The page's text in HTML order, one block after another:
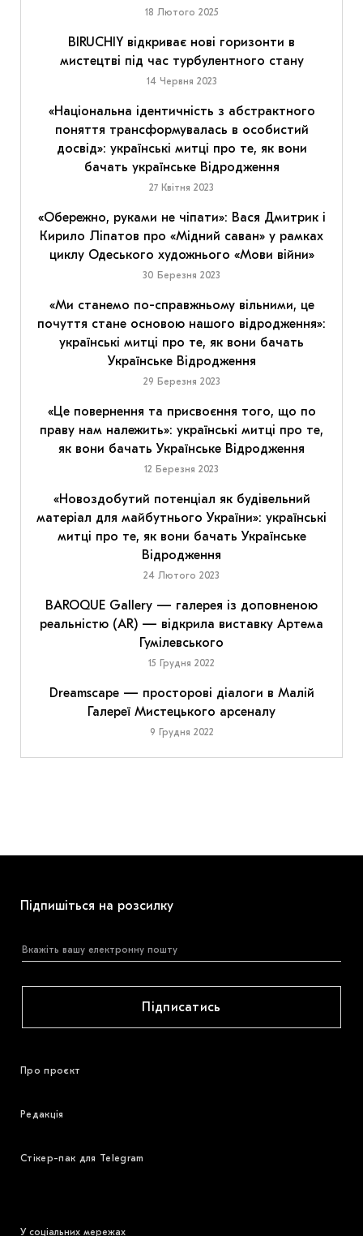
18 Лютого 2025
BIRUCHIY відкриває нові горизонти в
мистецтві під час турбулентного стану
14 Червня 2023
«Національна ідентичність з абстрактного
поняття трансформувалась в особистий
досвід»: українські митці про те, як вони
бачать українське Відродження
27 Квітня 2023
«Обережно, руками не чіпати»: Вася Дмитрик і
Кирило Ліпатов про «Мідний саван» у рамках
циклу Одеського художнього «Мови війни»
30 Березня 2023
«Ми станемо по-справжньому вільними, це
почуття стане основою нашого відродження»:
українські митці про те, як вони бачать
Українське Відродження
29 Березня 2023
«Це повернення та присвоєння того, що по
праву нам належить»: українські митці про те,
як вони бачать Українське Відродження
12 Березня 2023
«Новоздобутий потенціал як будівельний
матеріал для майбутнього України»: українські
митці про те, як вони бачать Українське
Відродження
24 Лютого 2023
BAROQUE Gallery — галерея із доповненою
реальністю (AR) — відкрила виставку Артема
Гумілевського
15 Грудня 2022
Dreamscape — просторові діалоги в Малій
Галереї Мистецького арсеналу
9 Грудня 2022
Підпишіться на розсилку
Підписатись
Про проєкт
Редакція
Стікер-пак для Telegram
У соціальних мережах